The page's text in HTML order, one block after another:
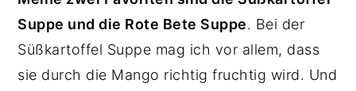
Suppe und die Rote Bete Suppe. Bei der
Süßkartoffel Suppe mag ich vor allem, dass
sie durch die Mango richtig fruchtig wird. Und